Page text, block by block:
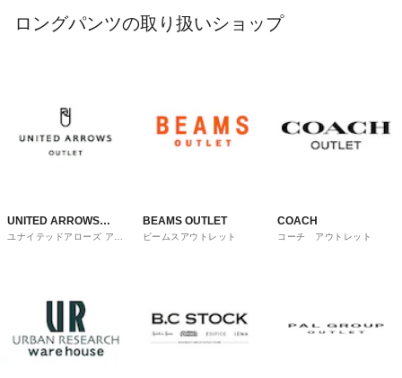
ロングパンツの取り扱いショップ
UNITED ARROWS
OUTLET
ユナイテッドアローズ アウ
BEAMS OUTLET
ビームスアウトレット
COACH
コーチ アウトレット